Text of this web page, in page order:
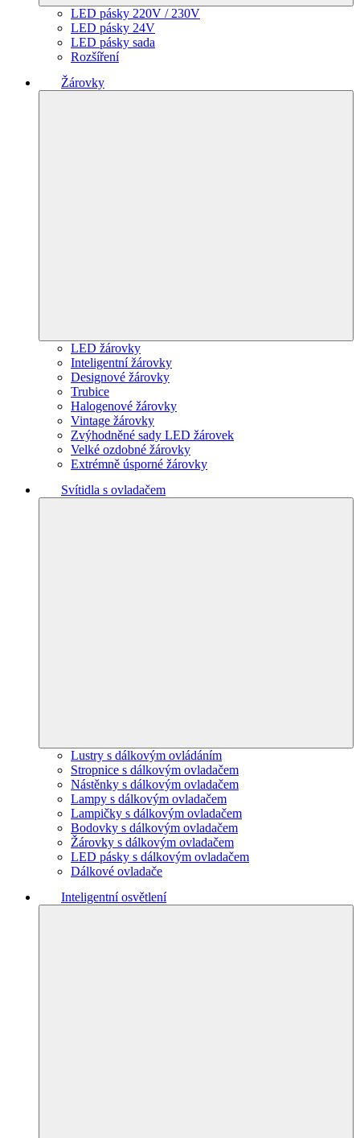
LED pásky 220V / 230V
LED pásky 24V
LED pásky sada
Rozšíření
Žárovky
LED žárovky
Inteligentní žárovky
Designové žárovky
Trubice
Halogenové žárovky
Vintage žárovky
Zvýhodněné sady LED žárovek
Velké ozdobné žárovky
Extrémně úsporné žárovky
Svítidla s ovladačem
Lustry s dálkovým ovládáním
Stropnice s dálkovým ovladačem
Nástěnky s dálkovým ovladačem
Lampy s dálkovým ovladačem
Lampičky s dálkovým ovladačem
Bodovky s dálkovým ovladačem
Žárovky s dálkovým ovladačem
LED pásky s dálkovým ovladačem
Dálkové ovladače
Inteligentní osvětlení